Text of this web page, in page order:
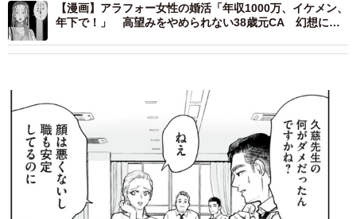
【漫画】アラフォー女性の婚活「年収1000万、イケメン、
年下で！」 高望みをやめられない38歳元CA 幻想に弄